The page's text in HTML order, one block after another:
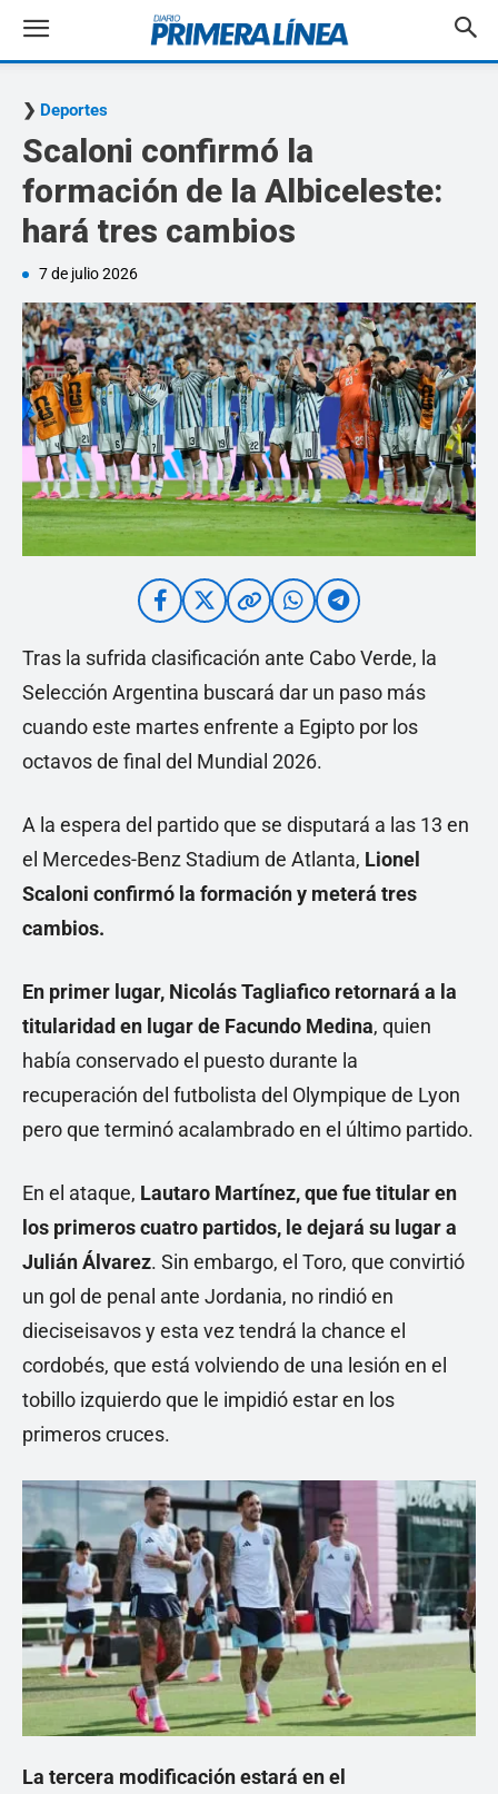
Deportes
Scaloni confirmó la
formación de la Albiceleste:
hará tres cambios
7 de julio 2026
Tras la sufrida clasificación ante Cabo Verde, la
Selección Argentina buscará dar un paso más
cuando este martes enfrente a Egipto por los
octavos de final del Mundial 2026.
A la espera del partido que se disputará a las 13 en
el Mercedes-Benz Stadium de Atlanta, Lionel
Scaloni confirmó la formación y meterá tres
cambios.
En primer lugar, Nicolás Tagliafico retornará a la
titularidad en lugar de Facundo Medina, quien
había conservado el puesto durante la
recuperación del futbolista del Olympique de Lyon
pero que terminó acalambrado en el último partido.
En el ataque, Lautaro Martínez, que fue titular en
los primeros cuatro partidos, le dejará su lugar a
Julián Álvarez. Sin embargo, el Toro, que convirtió
un gol de penal ante Jordania, no rindió en
dieciseisavos y esta vez tendrá la chance el
cordobés, que está volviendo de una lesión en el
tobillo izquierdo que le impidió estar en los
primeros cruces.
La tercera modificación estará en el